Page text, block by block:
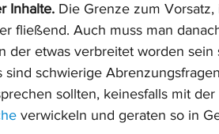
Inhalte. Die Grenze zum
fließend. Auch muss man
der etwas verbreitet worden
sind schwierige
sollten, keinesfalls mit
verwickeln und geraten so in